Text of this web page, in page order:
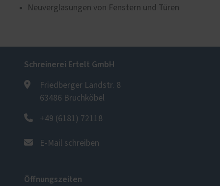
Neuverglasungen von Fenstern und Türen
Schreinerei Ertelt GmbH
Friedberger Landstr. 8
63486 Bruchköbel
+49 (6181) 72118
E-Mail schreiben
Öffnungszeiten